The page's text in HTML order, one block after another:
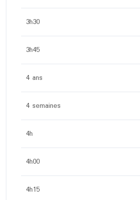
3h30
3h45
4 ans
4 semaines
4h
4h00
4h15